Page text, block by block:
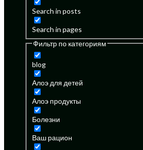
Search in posts
Search in pages
Фильтр по категориям
blog
Алоэ для детей
Алоэ продукты
Болезни
Ваш рацион